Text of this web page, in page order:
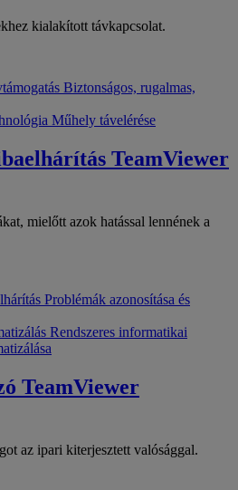
kialakított távkapcsolat.
Biztonságos, rugalmas,
Műhely távelérése
TeamViewer
mielőtt azok hatással lennének a
Problémák azonosítása és
Rendszeres informatikai
TeamViewer
az ipari kiterjesztett valósággal.